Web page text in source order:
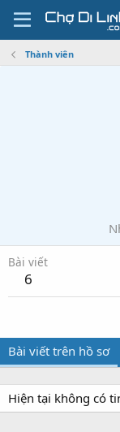
Thành viên
Bài viết
6
Bài viết trên hồ sơ
Hiện tại không có